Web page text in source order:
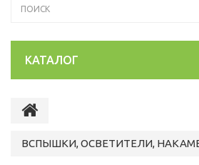
КАТАЛОГ
ВСПЫШКИ, ОСВЕТИТЕЛИ,